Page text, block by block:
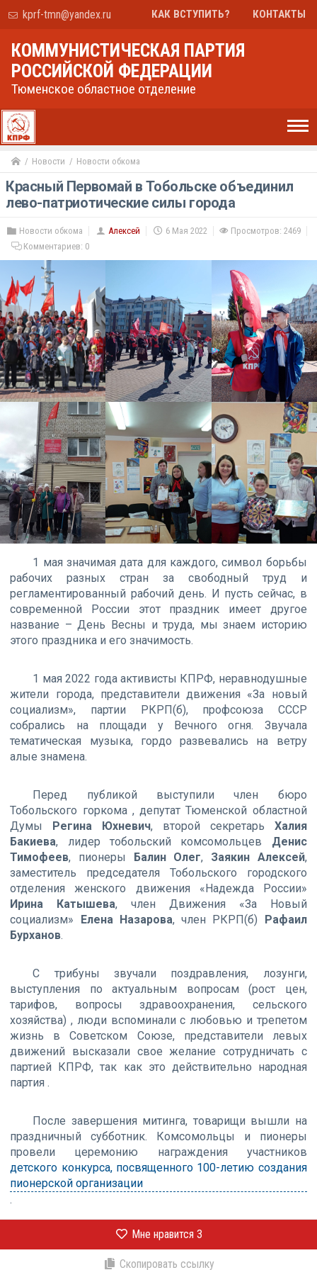
kprf-tmn@yandex.ru КАК ВСТУПИТЬ? КОНТАКТЫ
КОММУНИСТИЧЕСКАЯ ПАРТИЯ
РОССИЙСКОЙ ФЕДЕРАЦИИ
Тюменское областное отделение
Новости Новости обкома
Красный Первомай в Тобольске объединил
лево-патриотические силы города
Новости обкома Алексей 6 Мая 2022
Просмотров: 2469
Комментариев: 0
1 мая значимая дата для каждого, символ борьбы
рабочих разных стран за свободный труд и
регламентированный рабочий день. И пусть сейчас, в
современной России этот праздник имеет другое
название – День Весны и труда, мы знаем историю
этого праздника и его значимость.
1 мая 2022 года активисты КПРФ, неравнодушные
жители города, представители движения «За новый
социализм», партии РКРП(б), профсоюза СССР
собрались на площади у Вечного огня. Звучала
тематическая музыка, гордо развевались на ветру
алые знамена.
Перед публикой выступили член бюро
Тобольского горкома , депутат Тюменской областной
Думы Регина Юхневич, второй секретарь Халия
Бакиева, лидер тобольский комсомольцев Денис
Тимофеев, пионеры Балин Олег, Заякин Алексей,
заместитель председателя Тобольского городского
отделения женского движения «Надежда России»
Ирина Катышева, член Движения «За Новый
социализм» Елена Назарова, член РКРП(б) Рафаил
Бурханов.
С трибуны звучали поздравления, лозунги,
выступления по актуальным вопросам (рост цен,
тарифов, вопросы здравоохранения, сельского
хозяйства) , люди вспоминали с любовью и трепетом
жизнь в Советском Союзе, представители левых
движений высказали свое желание сотрудничать с
партией КПРФ, так как это действительно народная
партия .
После завершения митинга, товарищи вышли на
праздничный субботник. Комсомольцы и пионеры
провели церемонию награждения участников
детского конкурса, посвященного 100-летию создания
пионерской организации
.
Мне нравится 3
Скопировать ссылку